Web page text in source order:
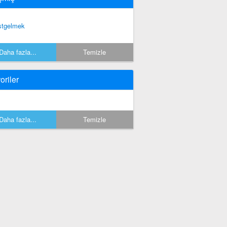
Daha fazla... Temizle
Daha fazla... Temizle